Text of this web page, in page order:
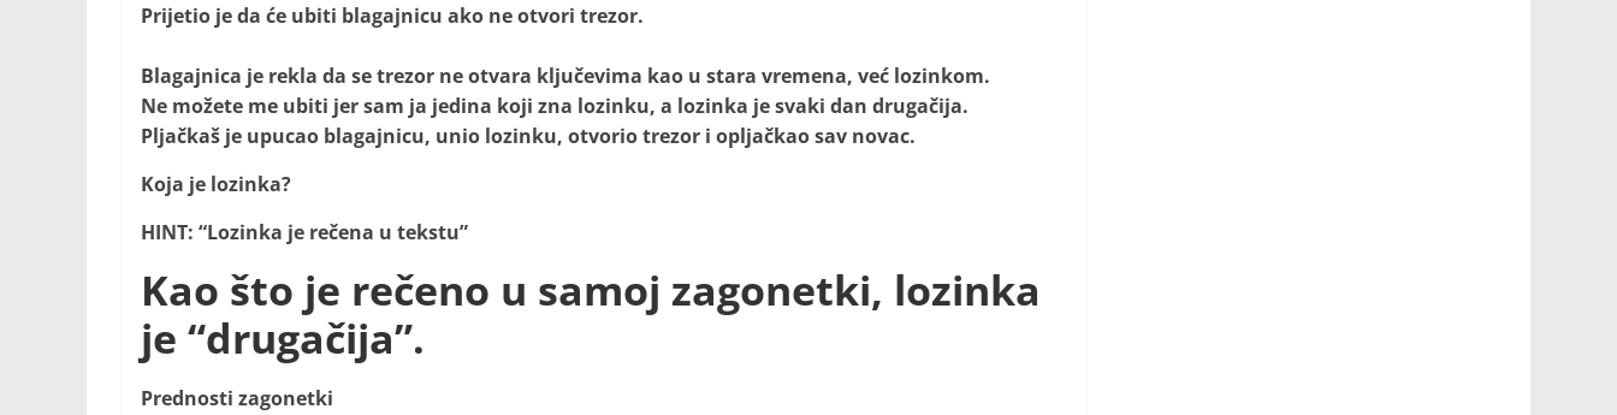
Prijetio je da će ubiti blagajnicu ako ne otvori trezor.
Blagajnica je rekla da se trezor ne otvara ključevima kao u stara vremena, već lozinkom.
Ne možete me ubiti jer sam ja jedina koji zna lozinku, a lozinka je svaki dan drugačija.
Pljačkaš je upucao blagajnicu, unio lozinku, otvorio trezor i opljačkao sav novac.
Koja je lozinka?
HINT: “Lozinka je rečena u tekstu”
Kao što je rečeno u samoj zagonetki, lozinka
je “drugačija”.
Prednosti zagonetki